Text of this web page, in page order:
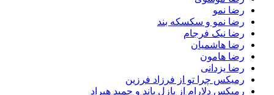
رضا نمو
رضا نمو و سکسکه بند
رضا نیک فرجام
رضا هاشمیان
رضا هامون
رضا یزدانی
رمیکس چرا تو از فرزاد فرزین
رمیکس دلارام از پازل باند و حمید هیراد